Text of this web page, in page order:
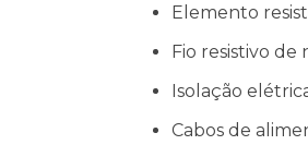
Elemento
Fio resistivo
Isolação
Cabos de